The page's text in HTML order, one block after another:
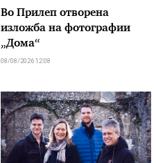
Во Прилеп отворена
изложба на фотографии
„Дома“
08/08/2026 12:08